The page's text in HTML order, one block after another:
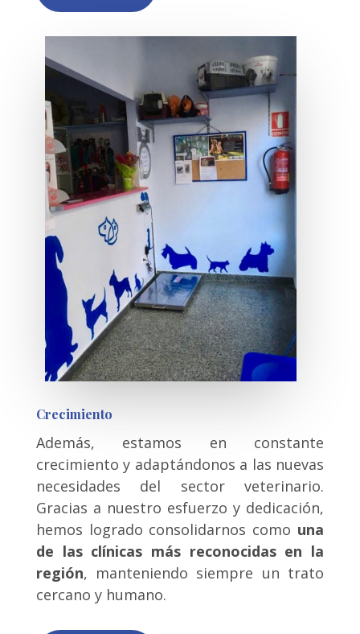
Crecimiento
Además, estamos en constante
crecimiento y adaptándonos a las nuevas
necesidades del sector veterinario.
Gracias a nuestro esfuerzo y dedicación,
hemos logrado consolidarnos como una
de las clínicas más reconocidas en la
región, manteniendo siempre un trato
cercano y humano.